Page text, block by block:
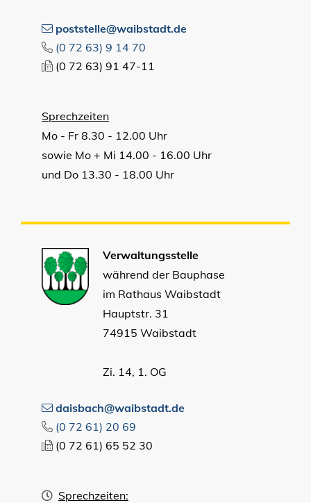
poststelle@waibstadt.de
(0 72 63) 9 14 70
(0 72 63) 91 47-11
Sprechzeiten
Mo - Fr 8.30 - 12.00 Uhr
sowie Mo + Mi 14.00 - 16.00 Uhr
und Do 13.30 - 18.00 Uhr
Verwaltungsstelle
während der Bauphase
im Rathaus Waibstadt
Hauptstr. 31
74915 Waibstadt
Zi. 14, 1. OG
daisbach@waibstadt.de
(0 72 61) 20 69
(0 72 61) 65 52 30
Sprechzeiten: